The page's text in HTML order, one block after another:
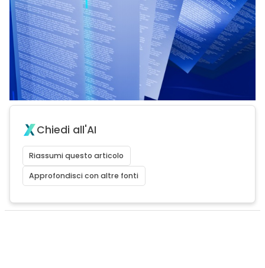
Chiedi all'AI
Riassumi questo articolo
Approfondisci con altre fonti